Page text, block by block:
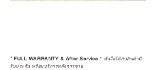
*FULL WARRANTY & After Service * มั่นใจได้กับสินค้ามี
รับประกัน พร้อมบริการหลังการขาย